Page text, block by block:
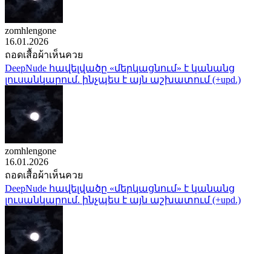
zomhlengone
16.01.2026
ถอดเสื้อผ้าเห็นควย
DeepNude հավելվածը «մերկացնում» է կանանց
լուսանկարում. ինչպես է այն աշխատում (+upd.)
zomhlengone
16.01.2026
ถอดเสื้อผ้าเห็นควย
DeepNude հավելվածը «մերկացնում» է կանանց
լուսանկարում. ինչպես է այն աշխատում (+upd.)